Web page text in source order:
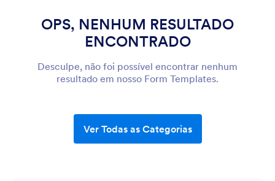
OPS, NENHUM RESULTADO
ENCONTRADO
Desculpe, não foi possível encontrar nenhum
resultado em nosso Form Templates.
Ver Todas as Categorias